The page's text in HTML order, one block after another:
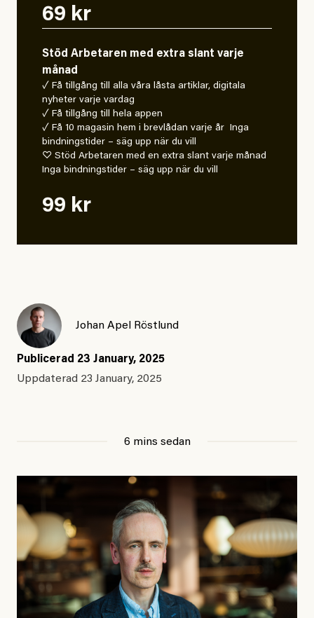
69 kr
Stöd Arbetaren med extra slant varje
månad
✓ Få tillgång till alla våra låsta artiklar, digitala
nyheter varje vardag
✓ Få tillgång till hela appen
✓ Få 10 magasin hem i brevlådan varje år Inga
bindningstider – säg upp när du vill
♡ Stöd Arbetaren med en extra slant varje månad
Inga bindningstider – säg upp när du vill
99 kr
Johan Apel Röstlund
Publicerad 23 January, 2025
Uppdaterad 23 January, 2025
6 mins sedan